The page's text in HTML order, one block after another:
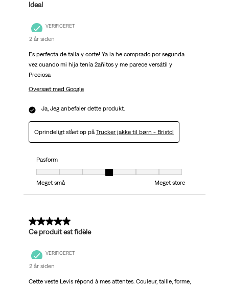
Ideal
VERIFICERET
2 år siden
Es perfecta de talla y corte! Ya la he comprado por segunda
vez cuando mi hija tenía 2añitos y me parece versátil y
Preciosa
Oversæt med Google
Ja, Jeg anbefaler dette produkt.
Oprindeligt slået op på Trucker jakke til børn - Bristol
Pasform
Pasform, 4 ud af 7, hvor 1 er lig med Meget små og 7 er lig med Meget
Meget små
Meget store
5 ud af 5 stjerner.
Ce produit est fidèle
VERIFICERET
2 år siden
Cette veste Levis répond à mes attentes. Couleur, taille, forme,